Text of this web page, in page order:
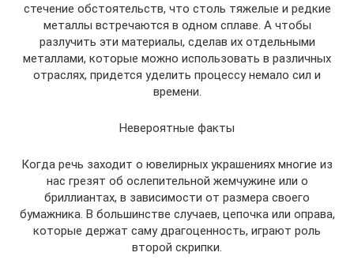
стечение обстоятельств, что столь тяжелые и редкие
металлы встречаются в одном сплаве. А чтобы
разлучить эти материалы, сделав их отдельными
металлами, которые можно использовать в различных
отраслях, придется уделить процессу немало сил и
времени.
Невероятные факты
Когда речь заходит о ювелирных украшениях многие из
нас грезят об ослепительной жемчужине или о
бриллиантах, в зависимости от размера своего
бумажника. В большинстве случаев, цепочка или оправа,
которые держат саму драгоценность, играют роль
второй скрипки.